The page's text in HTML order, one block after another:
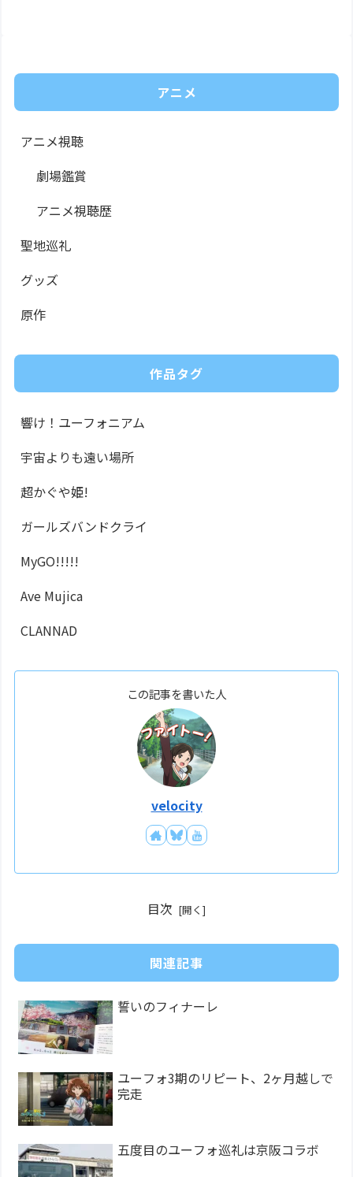
アニメ
アニメ視聴
劇場鑑賞
アニメ視聴歴
聖地巡礼
グッズ
原作
作品タグ
響け！ユーフォニアム
宇宙よりも遠い場所
超かぐや姫!
ガールズバンドクライ
MyGO!!!!!
Ave Mujica
CLANNAD
この記事を書いた人
velocity
目次
関連記事
誓いのフィナーレ
ユーフォ3期のリピート、2ヶ月越しで
完走
五度目のユーフォ巡礼は京阪コラボ